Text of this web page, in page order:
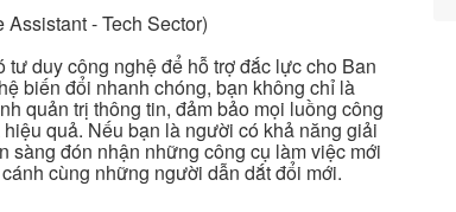
- Tech Sector)
duy công nghệ để hỗ trợ đắc lực cho Ban
biến đổi nhanh chóng, bạn không chỉ là
quản trị thông tin, đảm bảo mọi luồng công
quả. Nếu bạn là người có khả năng giải
sàng đón nhận những công cụ làm việc mới
cùng những người dẫn dắt đổi mới.